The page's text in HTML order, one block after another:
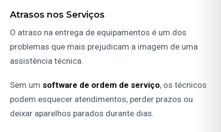
Atrasos nos Serviços
O atraso na entrega de equipamentos é um dos
problemas que mais prejudicam a imagem de uma
assistência técnica.
Sem um software de ordem de serviço, os técnicos
podem esquecer atendimentos, perder prazos ou
deixar aparelhos parados durante dias.